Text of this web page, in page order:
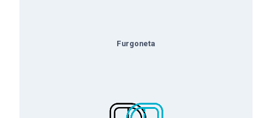
Furgoneta